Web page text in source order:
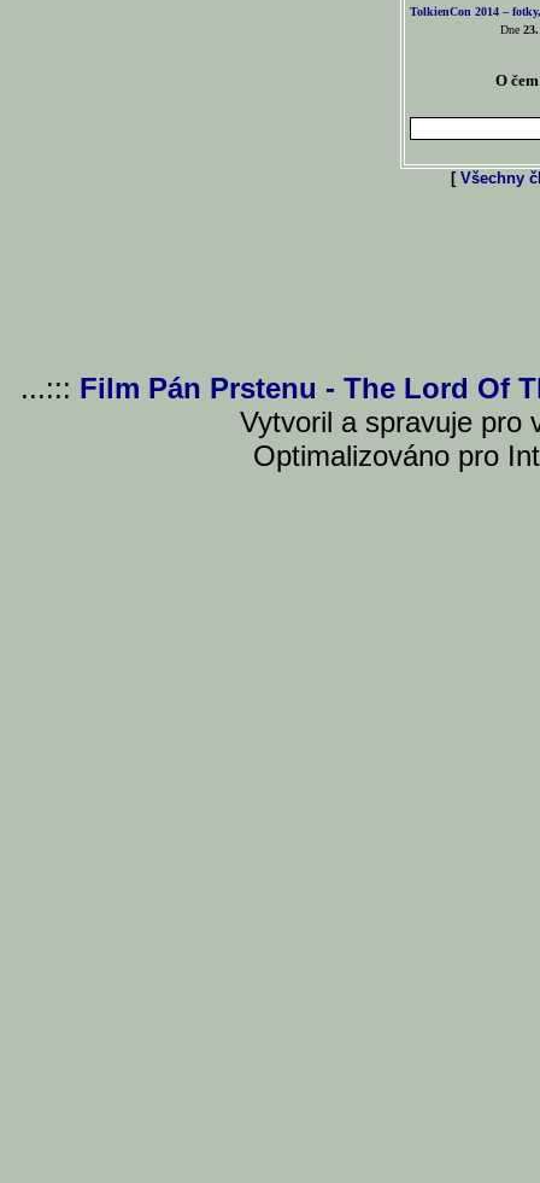
TolkienCon 2014 –
Dne
O
[ Všechny
...::: Film Pán Prstenu - The Lord Of
Vytvoril a spravuje pro
Optimalizováno pro